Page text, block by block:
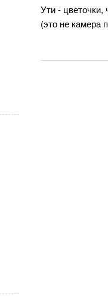
Ути - цветочки,
(это не камера